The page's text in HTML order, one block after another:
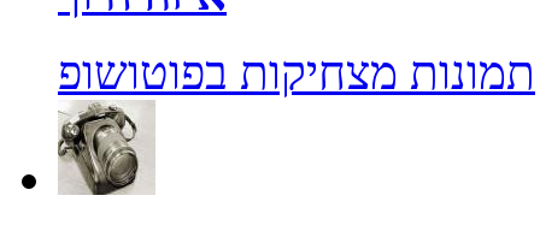
תמונות מצחיקות בפוטושופ